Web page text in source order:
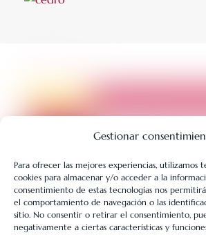
Gestionar
Para ofrecer las mejores experiencias, utilizamos
cookies para almacenar y/o acceder a la
consentimiento de estas tecnologías nos
el comportamiento de navegación o las
sitio. No consentir o retirar el consentimiento,
negativamente a ciertas características y
LIBRERÍA UNIVERSITARIA LEÓN 1980
de Fondos Europeos, cuyo objetivo es la
competitividad de las PYMES, y gracias al
marcha un Plan de Acción con el objetivo